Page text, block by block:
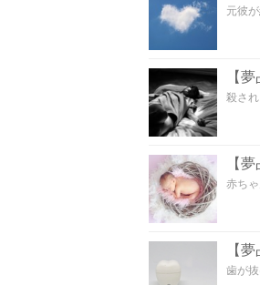
元彼
【
殺さ
【
赤ち
【
歯が